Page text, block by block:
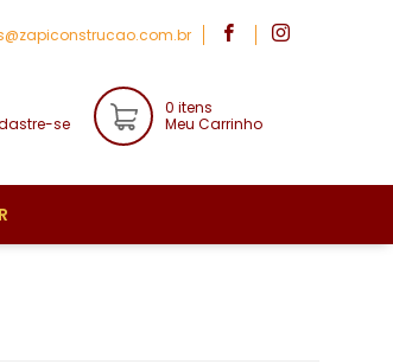
se
0 itens
Meu Carrinho